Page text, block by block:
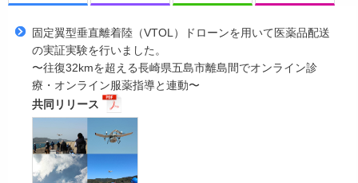
固定翼型垂直離着陸（VTOL）ドローンを用いて医薬品配送
の実証実験を行いました。
〜往復32kmを超える長崎県五島市離島間でオンライン診
療・オンライン服薬指導と連動〜
共同リリース